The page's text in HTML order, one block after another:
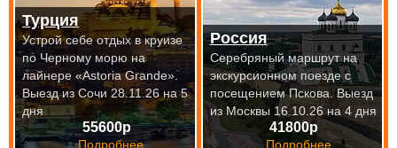
55600р
Подробнее
Турция
Устрой себе отдых в круизе
по Черному морю на
лайнере «Astoria Grande».
Выезд из Сочи 28.11.26 на 5
дня
41800р
Подробнее
Россия
Серебряный маршрут на
экскурсионном поезде с
посещением Пскова.Выезд
из Москвы 16.10.26 на 4 дня